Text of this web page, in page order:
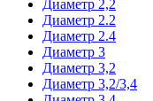
Диаметр 2,2
Диаметр 2.2
Диаметр 2.4
Диаметр 3
Диаметр 3,2
Диаметр 3,2/3,4